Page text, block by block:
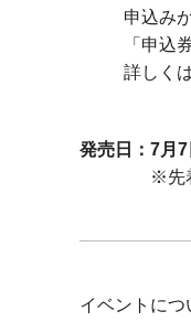
申込み
「申込
詳しく
発売日：7月
※先着80名
イベントにつ